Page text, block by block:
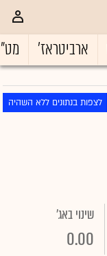
ארביטראז'
לצפות בנתונים ללא השהיה
שינוי באג'
0.00